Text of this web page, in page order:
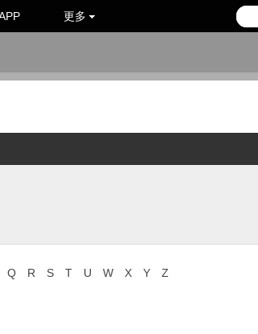
更多
Q R S T U W X Y
Z